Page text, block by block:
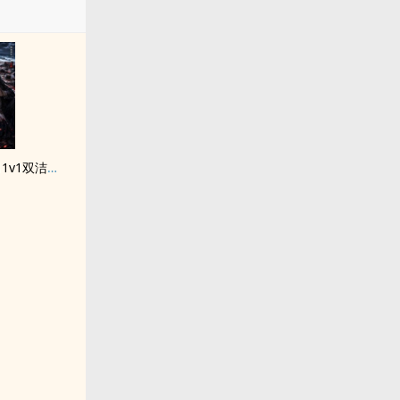
最后30天（痴女恶男‎‍1‎v‎1‌‍‌双洁H 暗黑求生向）